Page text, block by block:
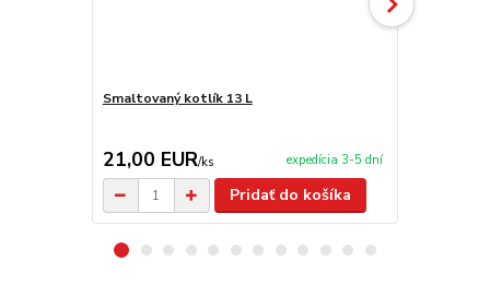
Smaltovaný kotlík 13 L
21,00 EUR/ks expedícia 3-5 dní
Pridať do košíka